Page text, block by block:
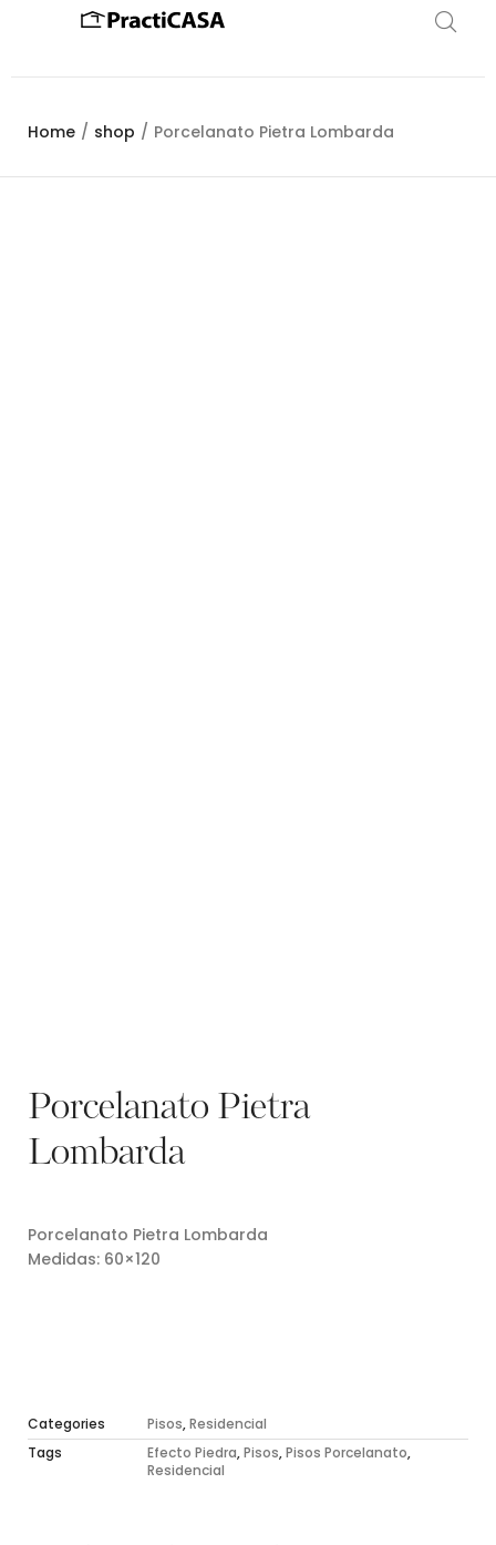
Home / shop / Porcelanato Pietra Lombarda
Porcelanato Pietra
Lombarda
Porcelanato Pietra Lombarda
Medidas: 60×120
Categories Pisos,Residencial
Tags
Efecto Piedra,Pisos,Pisos Porcelanato,
Residencial